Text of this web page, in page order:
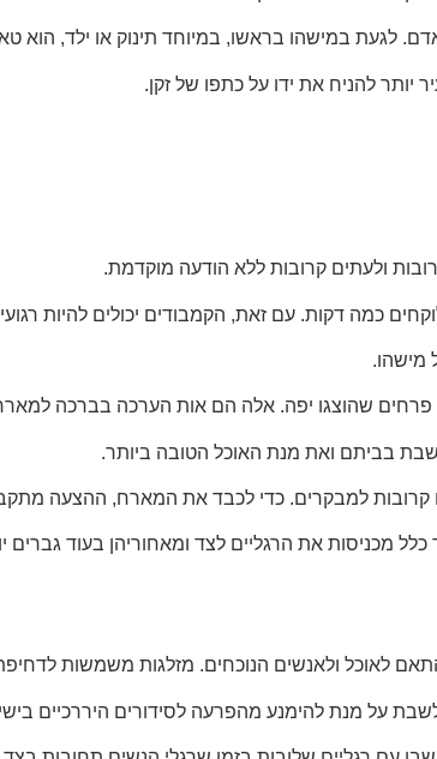
לגעת במישהו בראשו, במיוחד תינוק או ילד, הוא
יותר להניח את ידו על כתפו של זקן.
ולעתים קרובות ללא הודעה מוקדמת.
כמה דקות. עם זאת, הקמבודים יכולים להיות
מישהו.
פרחים שהוצגו יפה. אלה הם אות הערכה בברכה
בביתם ואת מנת האוכל הטובה ביותר.
קרובות למבקרים. כדי לכבד את המארח, ההצעה
מכניסות את הרגליים לצד ומאחוריהן בעוד גברים
לאוכל ולאנשים הנוכחים. מזלגות משמשות
על מנת להימנע מהפרעה לסידורים היררכיים